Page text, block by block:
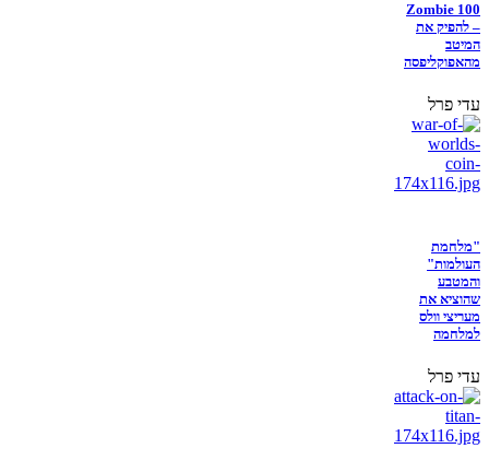
Zombie 100
– להפיק את
המיטב
מהאפוקליפסה
עדי פרל
"מלחמת
העולמות"
והמטבע
שהוציא את
מעריצי וולס
למלחמה
עדי פרל